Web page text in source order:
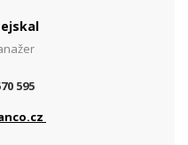
595